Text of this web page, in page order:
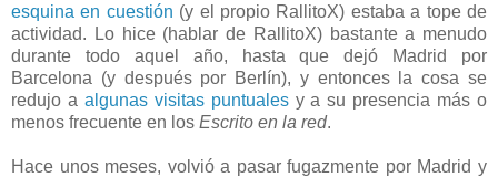
esquina en cuestión (y el propio RallitoX) estaba a tope de
actividad. Lo hice (hablar de RallitoX) bastante a menudo
durante todo aquel año, hasta que dejó Madrid por
Barcelona (y después por Berlín), y entonces la cosa se
redujo a algunas visitas puntualesy a su presencia más o
menos frecuente en los Escrito en la red.
Hace unos meses, volvió a pasar fugazmente por Madrid y